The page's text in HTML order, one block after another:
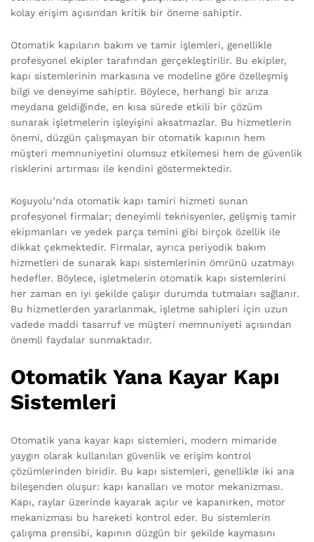
kolay erişim açısından kritik bir öneme sahiptir.
Otomatik kapıların bakım ve tamir işlemleri, genellikle
profesyonel ekipler tarafından gerçekleştirilir. Bu ekipler,
kapı sistemlerinin markasına ve modeline göre özelleşmiş
bilgi ve deneyime sahiptir. Böylece, herhangi bir arıza
meydana geldiğinde, en kısa sürede etkili bir çözüm
sunarak işletmelerin işleyişini aksatmazlar. Bu hizmetlerin
önemi, düzgün çalışmayan bir otomatik kapının hem
müşteri memnuniyetini olumsuz etkilemesi hem de güvenlik
risklerini artırması ile kendini göstermektedir.
Koşuyolu’nda otomatik kapı tamiri hizmeti sunan
profesyonel firmalar; deneyimli teknisyenler, gelişmiş tamir
ekipmanları ve yedek parça temini gibi birçok özellik ile
dikkat çekmektedir. Firmalar, ayrıca periyodik bakım
hizmetleri de sunarak kapı sistemlerinin ömrünü uzatmayı
hedefler. Böylece, işletmelerin otomatik kapı sistemlerini
her zaman en iyi şekilde çalışır durumda tutmaları sağlanır.
Bu hizmetlerden yararlanmak, işletme sahipleri için uzun
vadede maddi tasarruf ve müşteri memnuniyeti açısından
önemli faydalar sunmaktadır.
Otomatik Yana Kayar Kapı
Sistemleri
Otomatik yana kayar kapı sistemleri, modern mimaride
yaygın olarak kullanılan güvenlik ve erişim kontrol
çözümlerinden biridir. Bu kapı sistemleri, genellikle iki ana
bileşenden oluşur: kapı kanalları ve motor mekanizması.
Kapı, raylar üzerinde kayarak açılır ve kapanırken, motor
mekanizması bu hareketi kontrol eder. Bu sistemlerin
çalışma prensibi, kapının düzgün bir şekilde kaymasını